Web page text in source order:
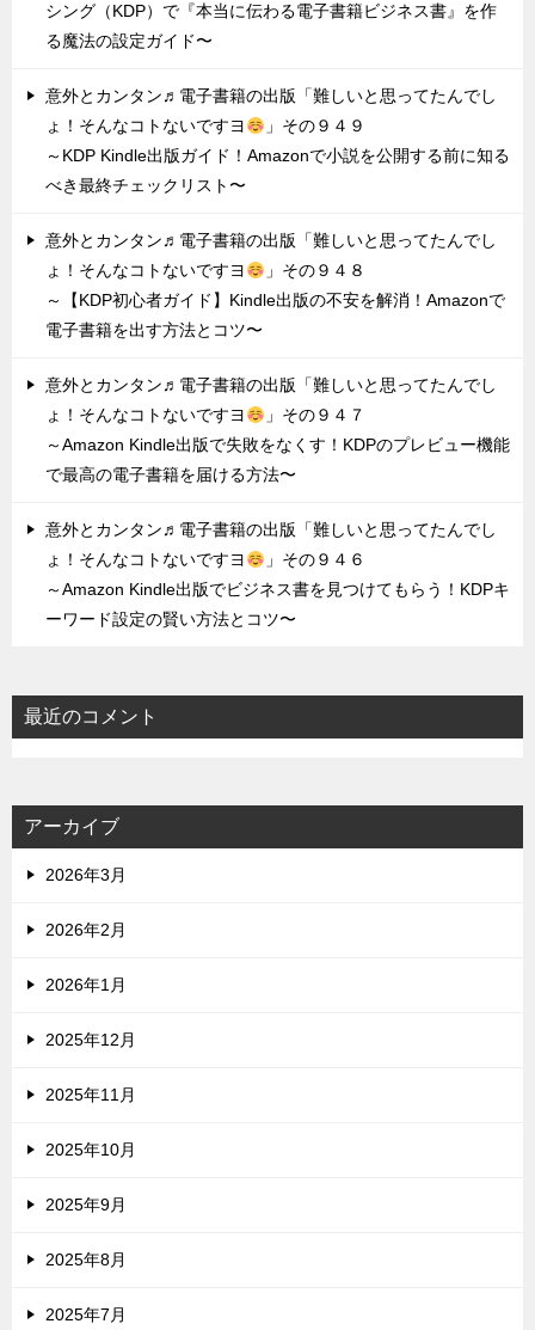
シング（KDP）で『本当に伝わる電子書籍ビジネス書』を作
る魔法の設定ガイド〜
意外とカンタン♬電子書籍の出版「難しいと思ってたんでし
ょ！そんなコトないですヨ
」その９４９
～KDP Kindle出版ガイド！Amazonで小説を公開する前に知る
べき最終チェックリスト〜
意外とカンタン♬電子書籍の出版「難しいと思ってたんでし
ょ！そんなコトないですヨ
」その９４８
～【KDP初心者ガイド】Kindle出版の不安を解消！Amazonで
電子書籍を出す方法とコツ〜
意外とカンタン♬電子書籍の出版「難しいと思ってたんでし
ょ！そんなコトないですヨ
」その９４７
～Amazon Kindle出版で失敗をなくす！KDPのプレビュー機能
で最高の電子書籍を届ける方法〜
意外とカンタン♬電子書籍の出版「難しいと思ってたんでし
ょ！そんなコトないですヨ
」その９４６
～Amazon Kindle出版でビジネス書を見つけてもらう！KDPキ
ーワード設定の賢い方法とコツ〜
最近のコメント
アーカイブ
2026年3月
2026年2月
2026年1月
2025年12月
2025年11月
2025年10月
2025年9月
2025年8月
2025年7月